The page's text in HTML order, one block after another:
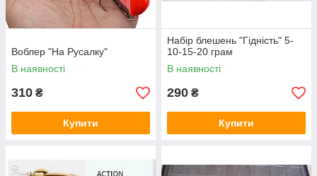
Воблер "На Русалку"
В наявності
310 ₴
Купити
Набір блешень "Гідність" 5-
10-15-20 грам
В наявності
290 ₴
Купити